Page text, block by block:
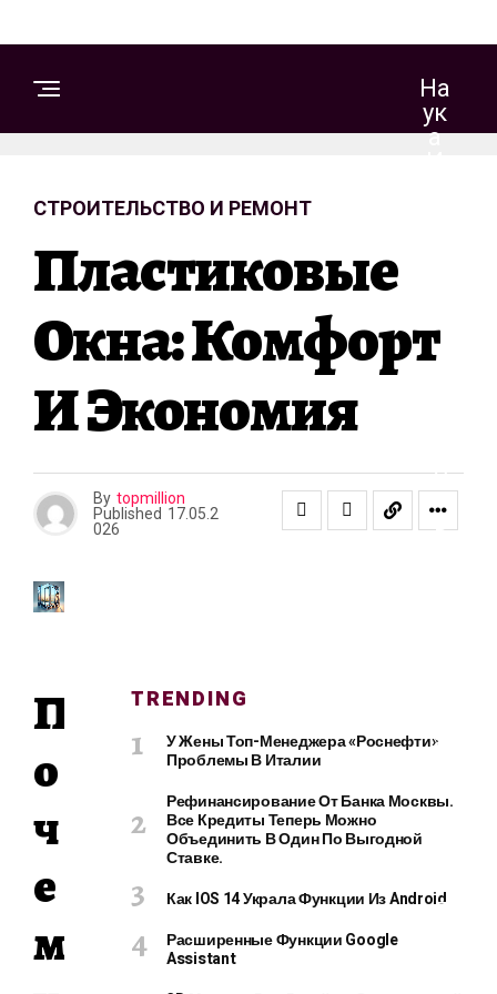
На
Ук
А
О
В
Ь
А
П
СТРОИТЕЛЬСТВО И РЕМОНТ
Пластиковые
Окна: Комфорт
И Экономия
By topmillion
Published 17.05.2
026
П
о
ч
е
м
TRENDING
У Жены Топ-Менеджера «Роснефти»
Проблемы В Италии
Рефинансирование От Банка Москвы.
Все Кредиты Теперь Можно
Объединить В Один По Выгодной
Ставке.
Как IOS 14 Украла Функции Из Android
Расширенные Функции Google
Assistant